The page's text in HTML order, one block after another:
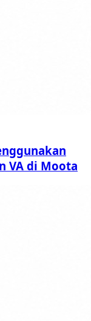
VA di Moota